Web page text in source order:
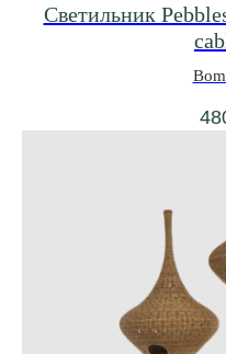
Светильник